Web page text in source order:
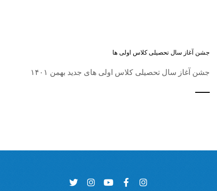
جشن آغاز سال تحصیلی کلاس اولی ها
جشن آغاز سال تحصیلی کلاس اولی های جدید بهمن ۱۴۰۱